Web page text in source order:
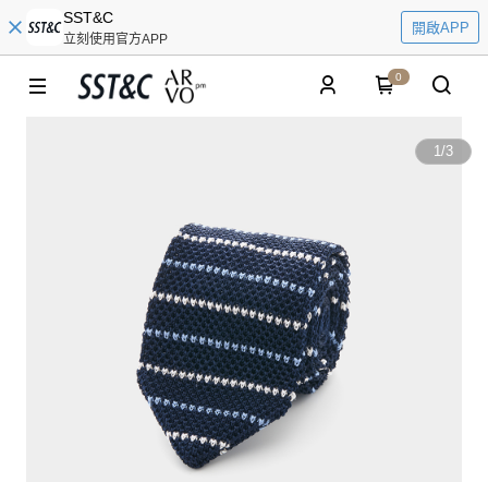
SST&C
立刻使用官方APP
開啟APP
0
1/3